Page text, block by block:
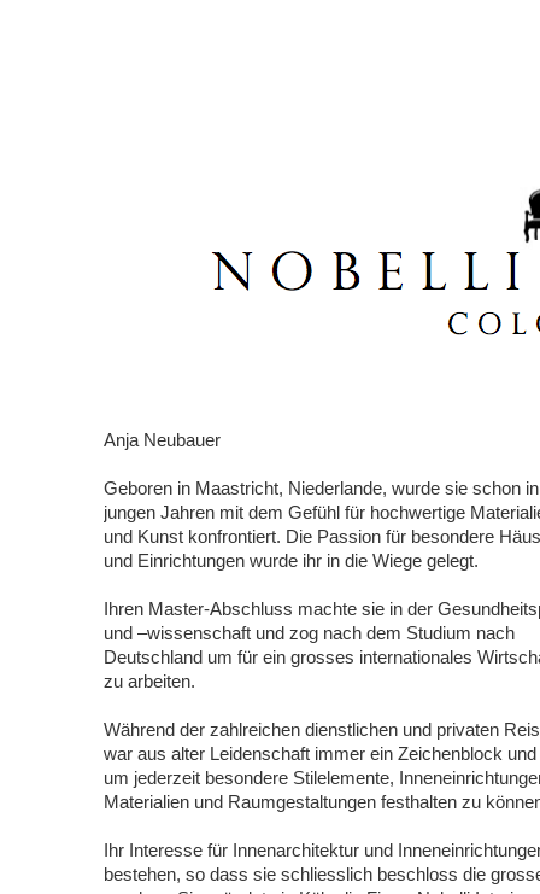
Anja Neubauer
Geboren in Maastricht, Niederlande, wurde sie schon in
jungen Jahren mit dem Gefühl für hochwertige
und Kunst konfrontiert. Die Passion für besondere
und Einrichtungen wurde ihr in die Wiege gelegt.
Ihren Master-Abschluss machte sie in der
und –wissenschaft und zog nach dem Studium nach
Deutschland um für ein grosses internationales
zu arbeiten.
Während der zahlreichen dienstlichen und privaten
war aus alter Leidenschaft immer ein Zeichenblock
um jederzeit besondere Stilelemente,
Materialien und Raumgestaltungen festhalten zu
Ihr Interesse für Innenarchitektur und
bestehen, so dass sie schliesslich beschloss die